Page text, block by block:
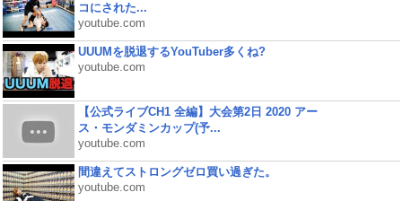
コにされた...
youtube.com
UUUMを脱退するYouTuber多くね?
youtube.com
【公式ライブCH1 全編】大会第2日 2020 アー
ス・モンダミンカップ(予...
youtube.com
間違えてストロングゼロ買い過ぎた。
youtube.com